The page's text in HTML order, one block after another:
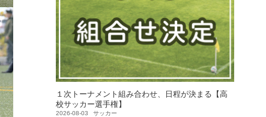
１次トーナメント組み合わせ、日程が決まる【高
校サッカー選手権】
2026-08-03 サッカー